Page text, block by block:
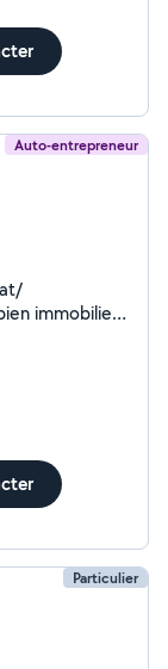
Auto-entrepreneur
immobilier/
Particulier